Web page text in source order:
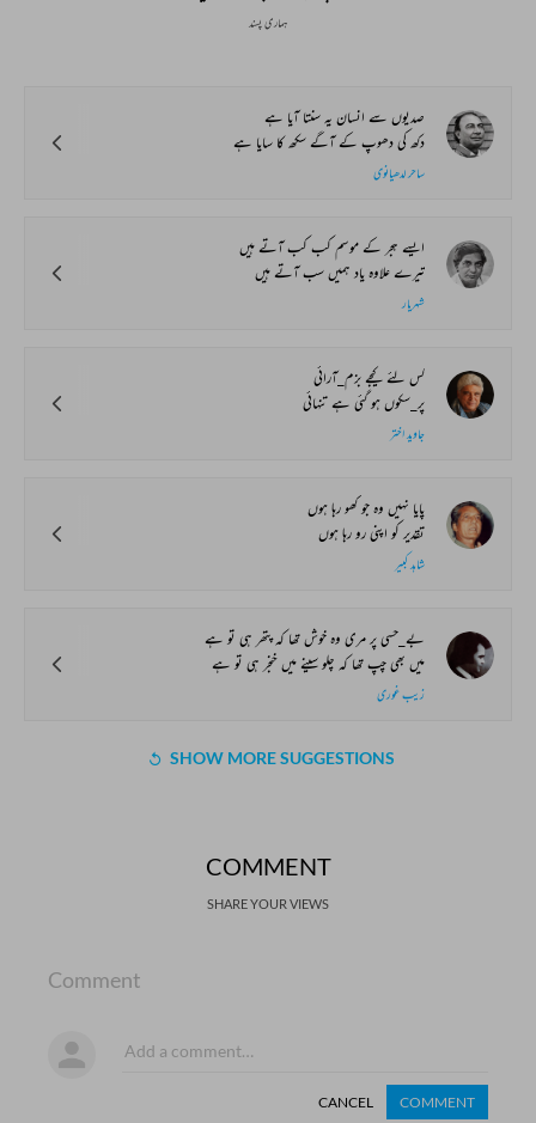
ہماری پسند
صدیوں سے انسان یہ سنتا آیا ہے
دکھ کی دھوپ کے آگے سکھ کا سایا ہے
ساحر لدھیانوی
ایسے ہجر کے موسم کب کب آتے ہیں
تیرے علاوہ یاد ہمیں سب آتے ہیں
شہریار
کس لئے کیجے بزم_آرائی
پر_سکوں ہو گئی ہے تنہائی
جاوید اختر
پایا نہیں وہ جو کھو رہا ہوں
تقدیر کو اپنی رو رہا ہوں
شاہد کبیر
بے_حسی پر مری وہ خوش تھا کہ پتھر ہی تو ہے
میں بھی چپ تھا کہ چلو سینے میں خنجر ہی تو ہے
زیب غوری
SHOW MORE SUGGESTIONS
COMMENT
SHARE YOUR VIEWS
Comment
CANCEL COMMENT